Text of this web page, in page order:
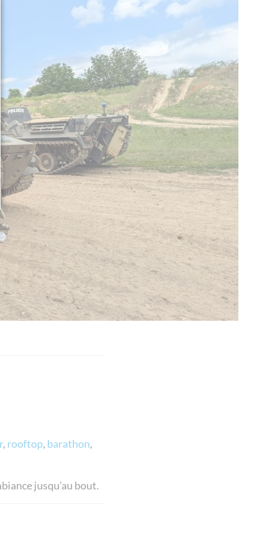
, rooftop, barathon,
jusqu’au bout.